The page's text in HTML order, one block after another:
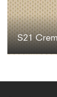
S21